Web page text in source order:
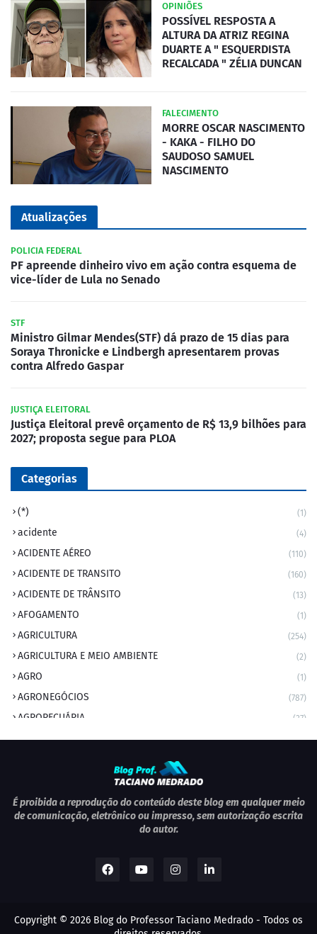
OPINIÕES
POSSÍVEL RESPOSTA A
ALTURA DA ATRIZ REGINA
DUARTE A " ESQUERDISTA
RECALCADA " ZÉLIA DUNCAN
FALECIMENTO
MORRE OSCAR NASCIMENTO
- KAKA - FILHO DO
SAUDOSO SAMUEL
NASCIMENTO
Atualizações
POLICIA FEDERAL
PF apreende dinheiro vivo em ação contra esquema de
vice-líder de Lula no Senado
STF
Ministro Gilmar Mendes(STF) dá prazo de 15 dias para
Soraya Thronicke e Lindbergh apresentarem provas
contra Alfredo Gaspar
JUSTIÇA ELEITORAL
Justiça Eleitoral prevê orçamento de R$ 13,9 bilhões para
2027; proposta segue para PLOA
Categorias
(*) (1)
acidente (4)
ACIDENTE AÉREO (110)
ACIDENTE DE TRANSITO (160)
ACIDENTE DE TRÂNSITO (13)
AFOGAMENTO (1)
AGRICULTURA (254)
AGRICULTURA E MEIO AMBIENTE (2)
AGRO (1)
AGRONEGÓCIOS (787)
AGROPECUÁRIA (37)
AMBIENTE (9)
ANIVERSÁRIO DA CIDADE
ANIVERSÁRIOS (1)
APEXBRASIL (1)
AVIAÇÃO (1)
É proibida a reprodução do conteúdo deste blog em qualquer meio
de comunicação, eletrônico ou impresso, sem autorização escrita
do autor.
Copyright © 2026 Blog do Professor Taciano Medrado - Todos os